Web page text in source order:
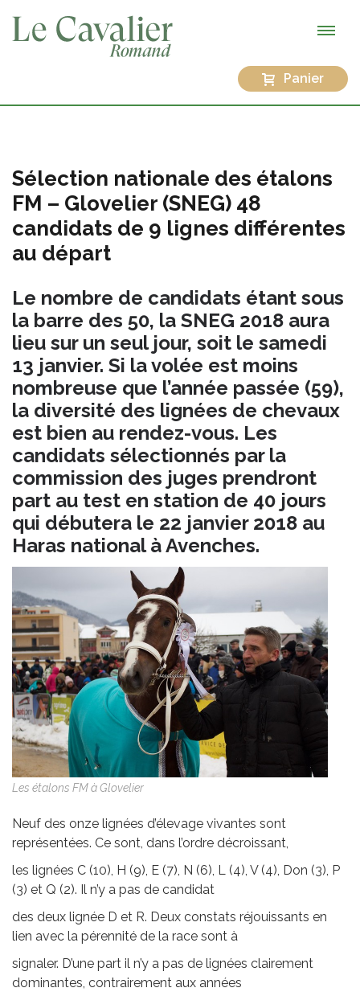
Panier
Sélection nationale des étalons
FM – Glovelier (SNEG) 48
candidats de 9 lignes différentes
au départ
Le nombre de candidats étant sous
la barre des 50, la SNEG 2018 aura
lieu sur un seul jour, soit le samedi
13 janvier. Si la volée est moins
nombreuse que l’année passée (59),
la diversité des lignées de chevaux
est bien au rendez-vous. Les
candidats sélectionnés par la
commission des juges prendront
part au test en station de 40 jours
qui débutera le 22 janvier 2018 au
Haras national à Avenches.
Les étalons FM à Glovelier
Neuf des onze lignées d’élevage vivantes sont
représentées. Ce sont, dans l’ordre décroissant,
les lignées C (10), H (9), E (7), N (6), L (4), V (4), Don (3), P
(3) et Q (2). Il n’y a pas de candidat
des deux lignée D et R. Deux constats réjouissants en
lien avec la pérennité de la race sont à
signaler. D’une part il n’y a pas de lignées clairement
dominantes, contrairement aux années